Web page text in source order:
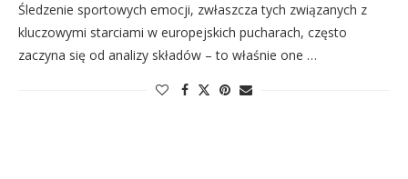
Śledzenie sportowych emocji, zwłaszcza tych związanych z
kluczowymi starciami w europejskich pucharach, często
zaczyna się od analizy składów – to właśnie one …